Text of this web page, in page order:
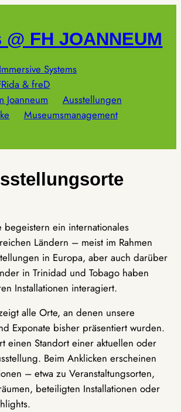
FH JOANNEUM
Systems
& freD
Joanneum
Ausstellungen
Museumsmanagement
begeistern ein internationales
Ländern – meist im Rahmen
in Europa, aber auch darüber
in Trinidad und Tobago haben
Installationen interagiert.
alle Orte, an denen unsere
Exponate bisher präsentiert wurden.
einen Standort einer aktuellen oder
Beim Anklicken erscheinen
– etwa zu Veranstaltungsorten,
beteiligten Installationen oder